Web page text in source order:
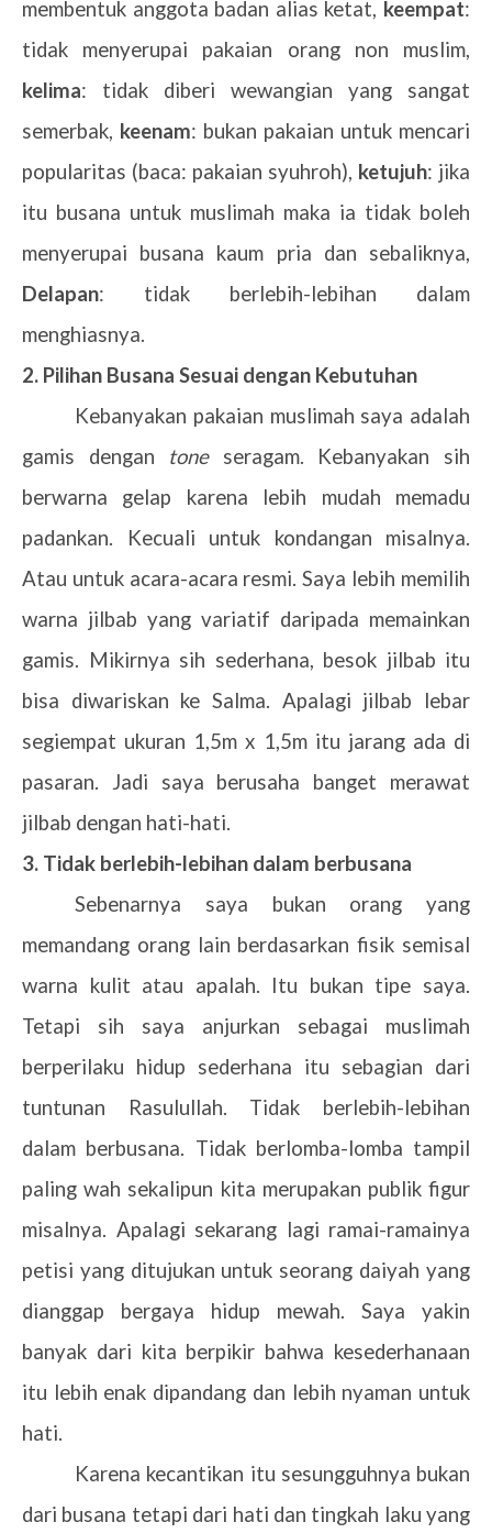
membentuk anggota badan alias ketat, keempat:
tidak menyerupai pakaian orang non muslim,
kelima: tidak diberi wewangian yang sangat
semerbak, keenam: bukan pakaian untuk mencari
popularitas (baca: pakaian syuhroh), ketujuh: jika
itu busana untuk muslimah maka ia tidak boleh
menyerupai busana kaum pria dan sebaliknya,
Delapan: tidak berlebih-lebihan dalam
menghiasnya.
2. Pilihan Busana Sesuai dengan Kebutuhan
Kebanyakan pakaian muslimah saya adalah
gamis dengan toneseragam. Kebanyakan sih
berwarna gelap karena lebih mudah memadu
padankan. Kecuali untuk kondangan misalnya.
Atau untuk acara-acara resmi. Saya lebih memilih
warna jilbab yang variatif daripada memainkan
gamis. Mikirnya sih sederhana, besok jilbab itu
bisa diwariskan ke Salma. Apalagi jilbab lebar
segiempat ukuran 1,5m x 1,5m itu jarang ada di
pasaran. Jadi saya berusaha banget merawat
jilbab dengan hati-hati.
3. Tidak berlebih-lebihan dalam berbusana
Sebenarnya saya bukan orang yang
memandang orang lain berdasarkan fisik semisal
warna kulit atau apalah. Itu bukan tipe saya.
Tetapi sih saya anjurkan sebagai muslimah
berperilaku hidup sederhana itu sebagian dari
tuntunan Rasulullah. Tidak berlebih-lebihan
dalam berbusana. Tidak berlomba-lomba tampil
paling wah sekalipun kita merupakan publik figur
misalnya. Apalagi sekarang lagi ramai-ramainya
petisi yang ditujukan untuk seorang daiyah yang
dianggap bergaya hidup mewah. Saya yakin
banyak dari kita berpikir bahwa kesederhanaan
itu lebih enak dipandang dan lebih nyaman untuk
hati.
Karena kecantikan itu sesungguhnya bukan
dari busana tetapi dari hati dan tingkah laku yang